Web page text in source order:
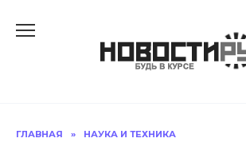
ГЛАВНАЯ » НАУКА И ТЕХНИКА